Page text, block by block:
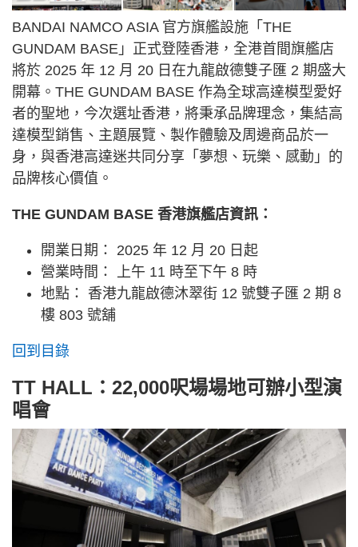
BANDAI NAMCO ASIA 官方旗艦設施「THE
GUNDAM BASE」正式登陸香港，全港首間旗艦店
將於 2025 年 12 月 20 日在九龍啟德雙子匯 2 期盛大
開幕。THE GUNDAM BASE 作為全球高達模型愛好
者的聖地，今次選址香港，將秉承品牌理念，集結高
達模型銷售、主題展覽、製作體驗及周邊商品於一
身，與香港高達迷共同分享「夢想、玩樂、感動」的
品牌核心價值。
THE GUNDAM BASE 香港旗艦店資訊：
開業日期： 2025 年 12 月 20 日起
營業時間： 上午 11 時至下午 8 時
地點： 香港九龍啟德沐翠街 12 號雙子匯 2 期 8
樓 803 號舖
回到目錄
TT HALL：22,000呎場場地可辦小型演
唱會